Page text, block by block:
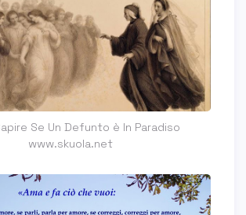
Se Un Defunto è In Paradiso
www.skuola.net